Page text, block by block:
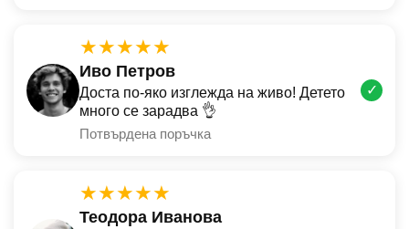
★★★★★
Иво Петров
Доста по-яко изглежда на живо! Детето
много се зарадва 👌
Потвърдена поръчка
✓
★★★★★
Теодора Иванова